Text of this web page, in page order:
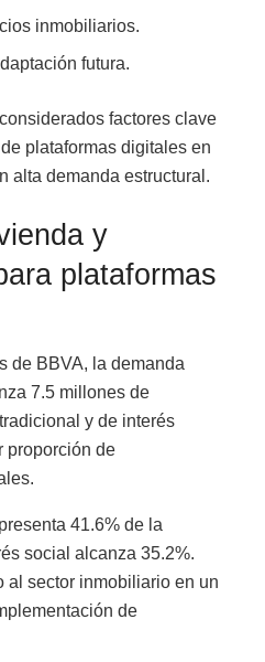
inmobiliarios.
futura.
factores clave
plataformas digitales en
alta demanda estructural.
y
plataformas
de BBVA, la demanda
7.5 millones de
y de interés
proporción de
41.6% de la
social alcanza 35.2%.
al sector inmobiliario en un
de